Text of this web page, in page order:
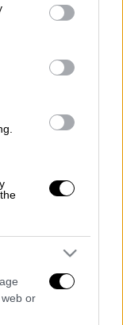
You may click to
party tags to
in below Google
or
και για
που
μπήκε
το οποίο
πίσω στο
μετράμε
στο 2025,
Πανελλήνιο